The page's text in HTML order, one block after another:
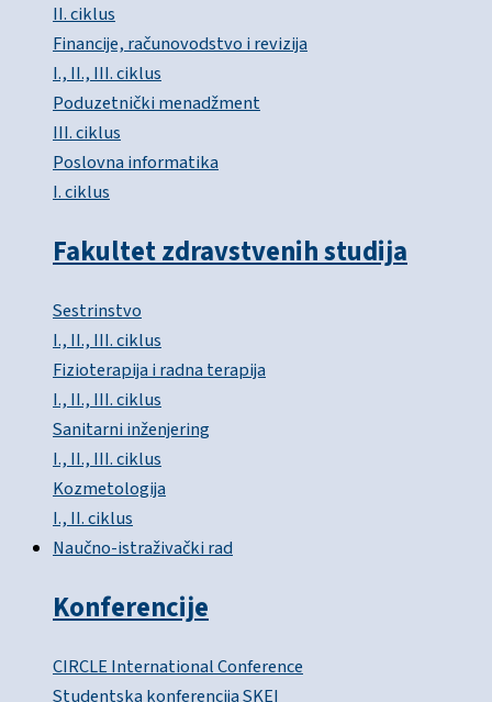
II. ciklus
Financije, računovodstvo i revizija
I., II., III. ciklus
Poduzetnički menadžment
III. ciklus
Poslovna informatika
I. ciklus
Fakultet zdravstvenih studija
Sestrinstvo
I., II., III. ciklus
Fizioterapija i radna terapija
I., II., III. ciklus
Sanitarni inženjering
I., II., III. ciklus
Kozmetologija
I., II. ciklus
Naučno-istraživački rad
Konferencije
CIRCLE International Conference
Studentska konferencija SKEI